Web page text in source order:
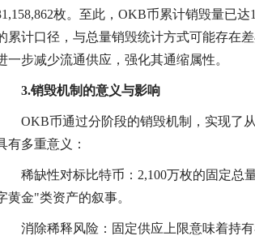
枚。至此，OKB币累计销毁量已
累计口径，与总量销毁统计方式可能存在
一步减少流通供应，强化其通缩属性。
3.销毁机制的意义与影响
OKB币通过分阶段的销毁机制，实现了
有多重意义：
稀缺性对标比特币：2,100万枚的固定总
黄金"类资产的叙事。
消除稀释风险：固定供应上限意味着持